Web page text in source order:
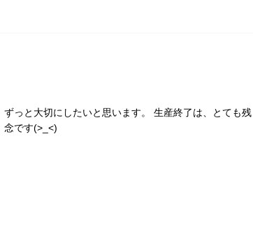
ずっと大切にしたいと思います。 生産終了は、とても残
念です(>_<)